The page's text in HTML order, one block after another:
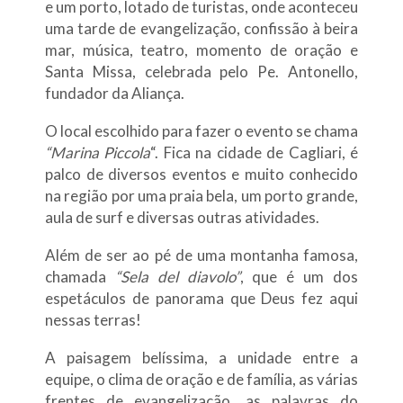
e um porto, lotado de turistas, onde aconteceu
uma tarde de evangelização, confissão à beira
mar, música, teatro, momento de oração e
Santa Missa, celebrada pelo Pe. Antonello,
fundador da Aliança.
O local escolhido para fazer o evento se chama
“Marina Piccola“. Fica na cidade de Cagliari, é
palco de diversos eventos e muito conhecido
na região por uma praia bela, um porto grande,
aula de surf e diversas outras atividades.
Além de ser ao pé de uma montanha famosa,
chamada
“Sela del diavolo”, que é um dos
espetáculos de panorama que Deus fez aqui
nessas terras!
A paisagem belíssima, a unidade entre a
equipe, o clima de oração e de família, as várias